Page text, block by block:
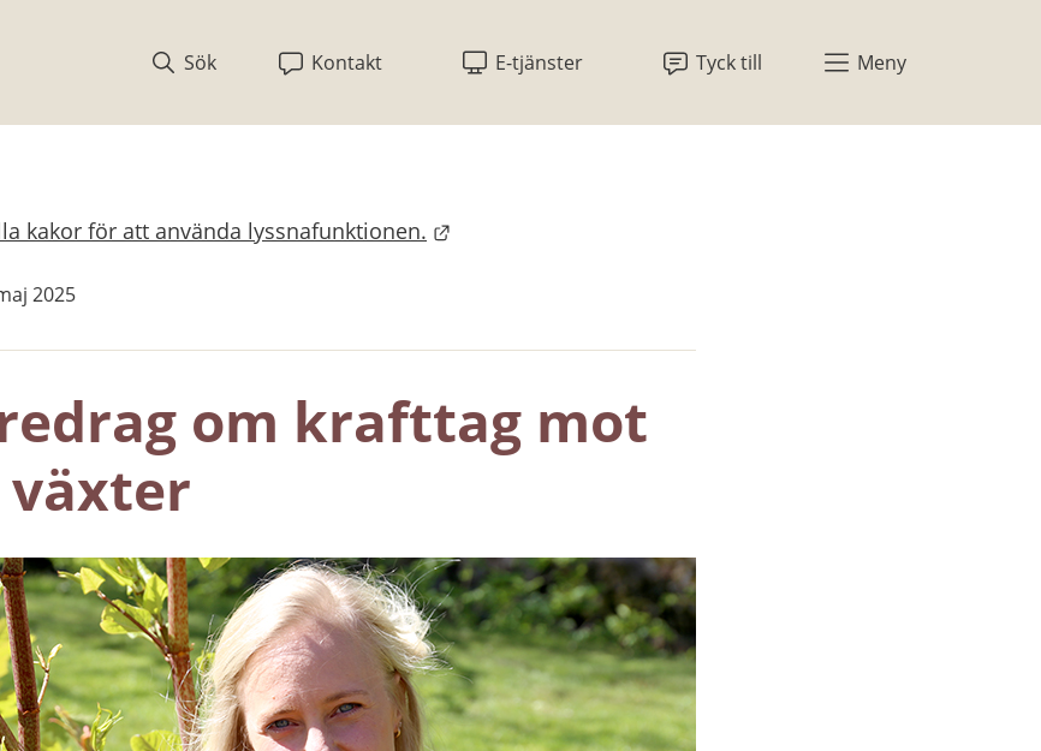
Sök
Kontakt E-tjänster Tyck till Meny
kakor för att använda lyssnafunktionen.
2025
om krafttag mot
växter